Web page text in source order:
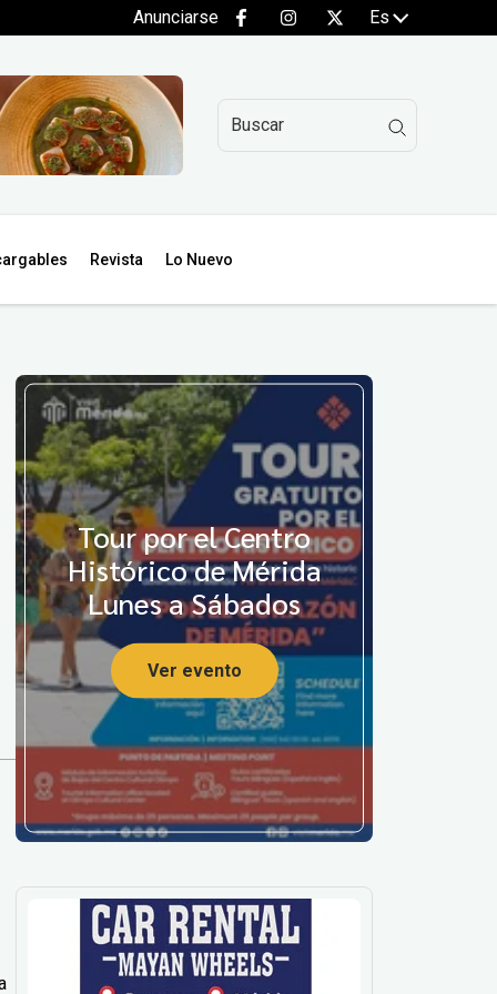
Anunciarse Es
Revista Lo Nuevo
Tour por el Centro
Histórico de Mérida
Lunes a Sábados
Ver evento